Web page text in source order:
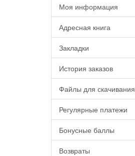
Моя информация
Адресная книга
Закладки
История заказов
Файлы для скачивания
Регулярные платежи
Бонусные баллы
Возвраты